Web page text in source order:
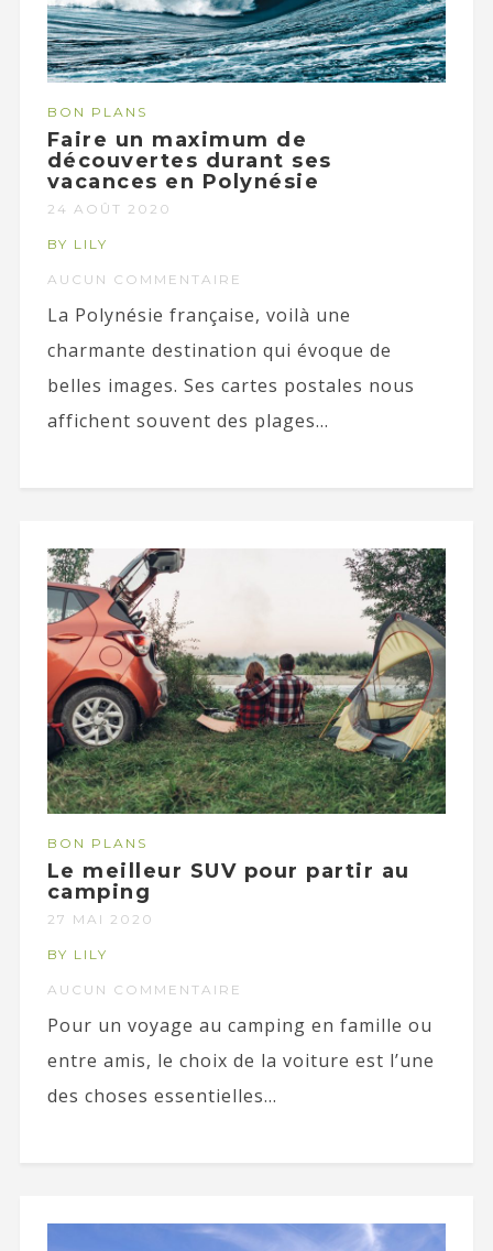
BON PLANS
Faire un maximum de
découvertes durant ses
vacances en Polynésie
24 AOÛT 2020
BY LILY
AUCUN COMMENTAIRE
La Polynésie française, voilà une
charmante destination qui évoque de
belles images. Ses cartes postales nous
affichent souvent des plages...
BON PLANS
Le meilleur SUV pour partir au
camping
27 MAI 2020
BY LILY
AUCUN COMMENTAIRE
Pour un voyage au camping en famille ou
entre amis, le choix de la voiture est l’une
des choses essentielles...